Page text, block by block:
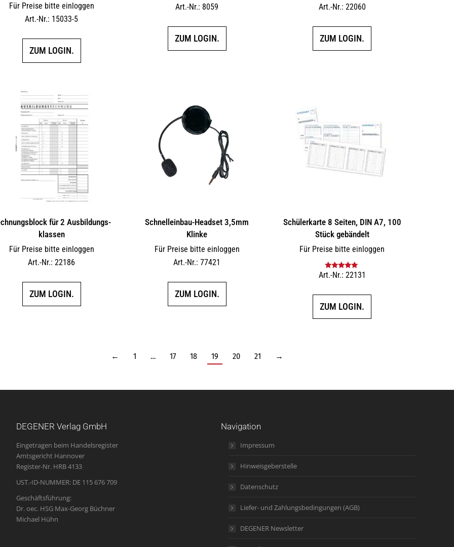
Für Preise bitte einloggen
Art.-Nr.: 15033-5
ZUM LOGIN.
Art.-Nr.: 8059
ZUM LOGIN.
Art.-Nr.: 22060
ZUM LOGIN.
für 2 Ausbil­dungs­
klassen
Für Preise bitte einloggen
Art.-Nr.: 22186
ZUM LOGIN.
Schnelleinbau-Headset 3,5mm
Klinke
Für Preise bitte einloggen
Art.-Nr.: 77421
ZUM LOGIN.
Schülerkarte 8 Seiten, DIN A7, 100
Stück gebändelt
Für Preise bitte einloggen
Bewertet mit
Art.-Nr.: 22131
ZUM LOGIN.
← 1 … 17 18 19 20 21 →
DEGENER Verlag GmbH
Eingetragen beim Handelsregister
Amtsgericht Hannover
Register-Nr. HRB 4133
UST.-ID-NUMMER: DE 115 676 709
Geschäftsführung:
Dr. oec. HSG Max-Georg Büchner
Michael Hühn
Navigation
Impressum
Hinweisgeberstelle
Datenschutz
Liefer- und Zahlungsbedingungen (AGB)
DEGENER Newsletter